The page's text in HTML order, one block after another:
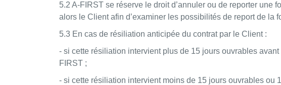
5.2 A-FIRST se réserve le droit d’annuler ou de reporter
alors le Client afin d’examiner les possibilités de report de la
5.3 En cas de résiliation anticipée du contrat par le Client :
- si cette résiliation intervient plus de 15 jours ouvrables
FIRST ;
- si cette résiliation intervient moins de 15 jours ouvrables